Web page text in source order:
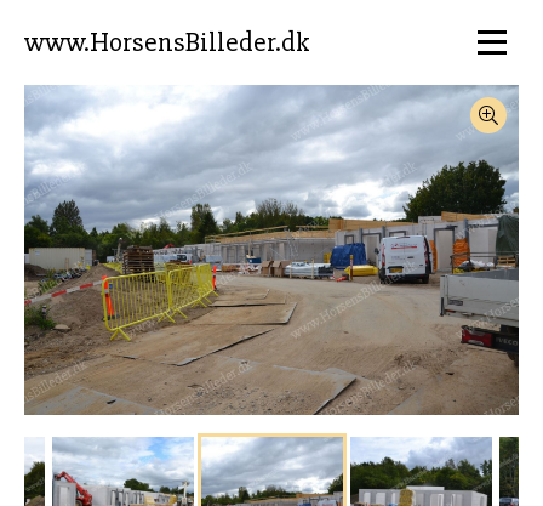
www.HorsensBilleder.dk